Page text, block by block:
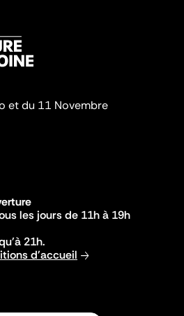
et du 11 Novembre
les jours de 11h à 19h
21h.
d'accueil